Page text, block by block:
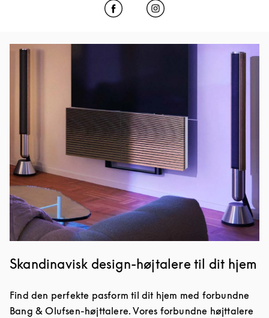
Click to open Facebook
Link Opens in New Tab
Click to open Instagram
Link Opens in New Tab
Event-billede
Skandinavisk design-højtalere til dit hjem
Find den perfekte pasform til dit hjem med forbundne
Bang & Olufsen-højttalere. Vores forbundne højttalere